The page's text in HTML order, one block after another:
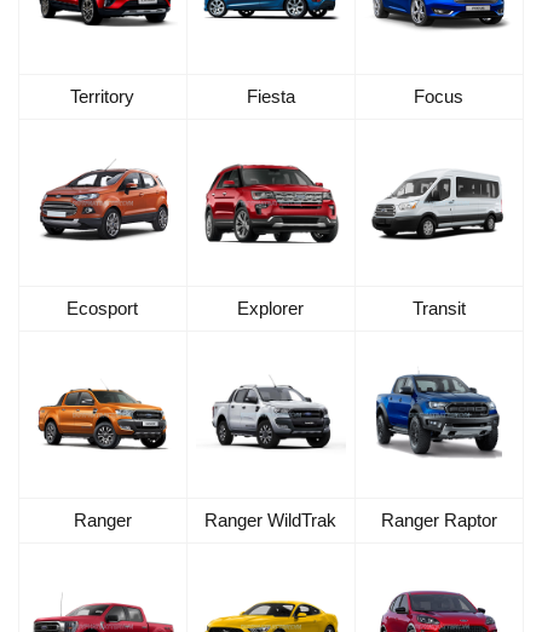
Territory Fiesta Focus
Ecosport Explorer Transit
Ranger Ranger WildTrak Ranger Raptor